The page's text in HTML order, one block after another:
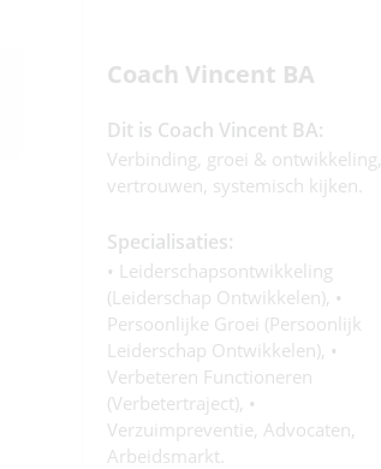
Coach Vincent BA
Dit is Coach Vincent BA:
Verbinding, groei & ontwikkeling,
vertrouwen, systemisch kijken.
Specialisaties:
• Leiderschapsontwikkeling
(leiderschap Ontwikkelen), •
Persoonlijke Groei (persoonlijk
Leiderschap Ontwikkelen), •
Verbeteren Functioneren
(verbetertraject), •
Verzuimpreventie, Advocaten,
Arbeidsmarkt.